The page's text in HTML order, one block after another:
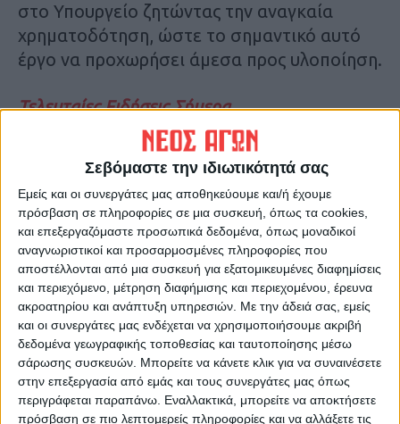
Σεβόμαστε την ιδιωτικότητά σας
Εμείς και οι συνεργάτες μας αποθηκεύουμε και/ή έχουμε
πρόσβαση σε πληροφορίες σε μια συσκευή, όπως τα cookies,
και επεξεργαζόμαστε προσωπικά δεδομένα, όπως μοναδικοί
αναγνωριστικοί και προσαρμοσμένες πληροφορίες που
αποστέλλονται από μια συσκευή για εξατομικευμένες διαφημίσεις
και περιεχόμενο, μέτρηση διαφήμισης και περιεχομένου, έρευνα
ακροατηρίου και ανάπτυξη υπηρεσιών. Με την άδειά σας, εμείς
και οι συνεργάτες μας ενδέχεται να χρησιμοποιήσουμε ακριβή
δεδομένα γεωγραφικής τοποθεσίας και ταυτοποίησης μέσω
σάρωσης συσκευών. Μπορείτε να κάνετε κλικ για να συναινέσετε
στην επεξεργασία από εμάς και τους συνεργάτες μας όπως
περιγράφεται παραπάνω. Εναλλακτικά, μπορείτε να αποκτήσετε
πρόσβαση σε πιο λεπτομερείς πληροφορίες και να αλλάξετε τις
στο Υπουργείο ζητώντας την αναγκαία
χρηματοδότηση, ώστε το σημαντικό αυτό
έργο να προχωρήσει άμεσα προς υλοποίηση.
Τελευταίες Ειδήσεις Σήμερα
Ακολούθησε την εφημερίδα ΝΕΟΣ
ΑΓΩΝ στο Google News!
Όλες οι εξελίξεις στην περιοχή της
Καρδίτσας και ευρύτερα της Θεσσαλίας
ΠΡΟΗΓΟΥΜΕΝΟ ΑΡΘΡΟ
Πτήσεις μνήμης και τιμής στο
Μαυρομμάτι για τον
πρωτοπόρο ανεμοπτεριστή
Κων. Κατσόγιαννο (φωτο &
βίντεο)
ΕΠΟΜΕΝΟ ΑΡΘΡΟ
Προγραμματισμένες
διακοπές ηλεκτρικού
ρεύματος